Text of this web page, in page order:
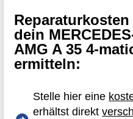
dein
AMG A 35 4-
ermitteln:
Stelle hier eine
erhältst direkt